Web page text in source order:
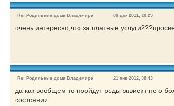
Re: Родильные дома Владимира 08 дек 2011, 20:29
очень интересно,что за платные
Re: Родильные дома Владимира 21 янв 2012, 08:43
да как вообщем то пройдут роды зависит не о
состоянии